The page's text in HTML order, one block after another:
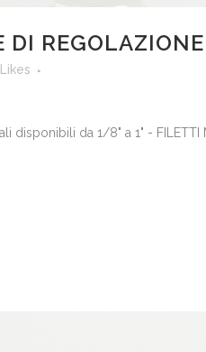
DI
Likes
disponibili da 1/8" a 1" -